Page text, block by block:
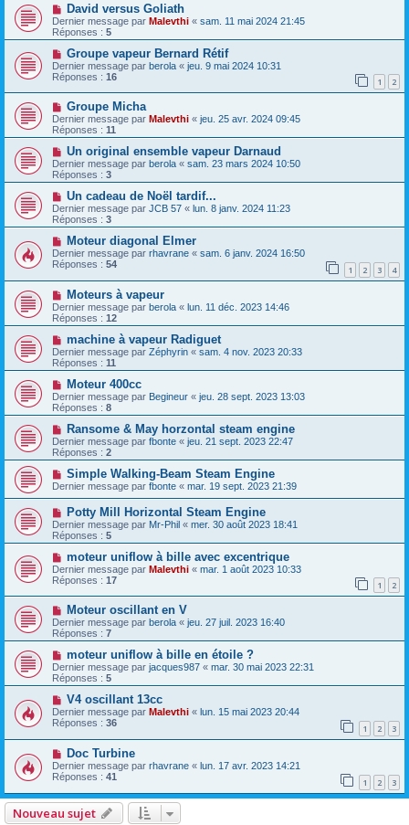
David versus Goliath
Dernier message par Malevthi « sam. 11 mai 2024 21:45
Réponses : 5
Groupe vapeur Bernard Rétif
Dernier message par berola « jeu. 9 mai 2024 10:31
Réponses : 16 1 2
Groupe Micha
Dernier message par Malevthi « jeu. 25 avr. 2024 09:45
Réponses : 11
Un original ensemble vapeur Darnaud
Dernier message par berola « sam. 23 mars 2024 10:50
Réponses : 3
Un cadeau de Noël tardif...
Dernier message par JCB 57 « lun. 8 janv. 2024 11:23
Réponses : 3
Moteur diagonal Elmer
Dernier message par rhavrane « sam. 6 janv. 2024 16:50
Réponses : 54 1 2 3 4
Moteurs à vapeur
Dernier message par berola « lun. 11 déc. 2023 14:46
Réponses : 12
machine à vapeur Radiguet
Dernier message par Zéphyrin « sam. 4 nov. 2023 20:33
Réponses : 11
Moteur 400cc
Dernier message par Begineur « jeu. 28 sept. 2023 13:03
Réponses : 8
Ransome & May horzontal steam engine
Dernier message par fbonte « jeu. 21 sept. 2023 22:47
Réponses : 2
Simple Walking-Beam Steam Engine
Dernier message par fbonte « mar. 19 sept. 2023 21:39
Potty Mill Horizontal Steam Engine
Dernier message par Mr-Phil « mer. 30 août 2023 18:41
Réponses : 5
moteur uniflow à bille avec excentrique
Dernier message par Malevthi « mar. 1 août 2023 10:33
Réponses : 17 1 2
Moteur oscillant en V
Dernier message par berola « jeu. 27 juil. 2023 16:40
Réponses : 7
moteur uniflow à bille en étoile ?
Dernier message par jacques987 « mar. 30 mai 2023 22:31
Réponses : 5
V4 oscillant 13cc
Dernier message par Malevthi « lun. 15 mai 2023 20:44
Réponses : 36 1 2 3
Doc Turbine
Dernier message par rhavrane « lun. 17 avr. 2023 14:21
Réponses : 41 1 2 3
Nouveau sujet